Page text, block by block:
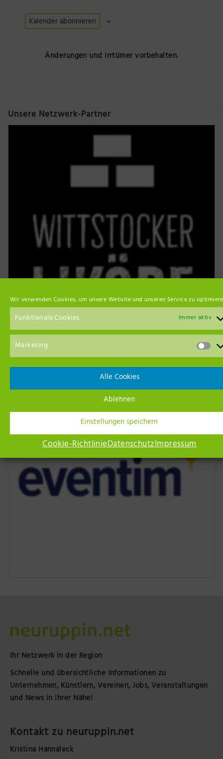
Wir verwenden Cookies, um unsere Website und unseren Service zu
Funktionale Cookies Immer aktiv
Marketing
Alle Cookies
Ablehnen
Einstellungen speichern
Cookie-RichtlinieDatenschutzImpressum
Kalender abonnieren
Änderungen und Irrtümer vorbehalten.
Unsere Netzwerk-Partner
Event Empfehlungen
Ihr Netzwerk in der Region
Schnelle und übersichtliche Informationen zu
Unternehmen, Künstlern, Vereinen, Jobs, Veranstaltungen
und News in Ihrer Nähe!
Kontakt zu neuruppin.net
Kristina Hannaleck